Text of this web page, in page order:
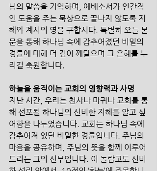
님의 말씀을 기억하며, 에베소서가 인간적
인 도움을 주는 묵상으로 끝나지 않도록 지
혜와 계시의 영을 구합시다. 특별히 오늘 본
문을 통해 하나님 속에 감추어졌던 비밀의
경륜에 대해 더 깊이 깨달으며 그 은혜를 누
리길 축원합니다.
하늘을 움직이는 교회의 영향력과 사명
지난 시간, 우리는 천사나 마귀나 교회를 통
해 선포될 하나님의 신비한 지혜를 알고 싶
어함을 나누었습니다. 교회는 하나님 속에
감추어져 있던 비밀한 경륜입니다. 주님의
마음을 공유하며, 주님의 뜻을 함께 이루어
드리는 그의 신부입니다. 이 놀랍고도 신비